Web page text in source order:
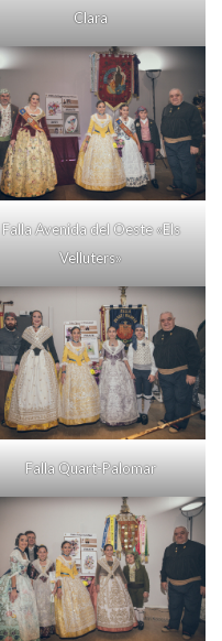
Clara
Falla Avenida del Oeste «Els
Velluters»
Falla Quart-Palomar